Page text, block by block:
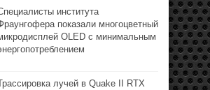
института
показали многоцветный
OLED с минимальным
лучей в Quake II RTX